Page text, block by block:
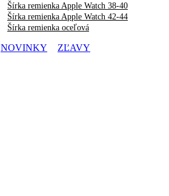
Šírka remienka Apple Watch 38-40
Šírka remienka Apple Watch 42-44
Šírka remienka oceľová
NOVINKY ZĽAVY